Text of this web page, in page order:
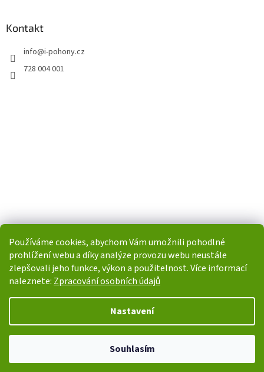
Používáme cookies, abychom Vám umožnili pohodlné
prohlížení webu a díky analýze provozu webu neustále
zlepšovali jeho funkce, výkon a použitelnost. Více informací
naleznete: Zpracování osobních údajů
Nastavení
Souhlasím
Kontakt
info@i-pohony.cz
728 004 001
Copyright 2026i-POHONY.cz. Všechna práva vyhrazena.Upravit
nastavení cookies